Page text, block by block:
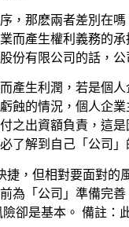
，那麽兩者差別在
而產生權利義務的
份有限公司的話，
產生利潤，若是個
蝕的情況，個人企
之出資額負責，這
了解到自己「公司」
，但相對要面對
為「公司」準備完
卻是基本。 備註：